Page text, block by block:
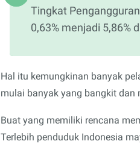
Tingkat
0,63% menjadi 5,86%
Hal itu kemungkinan banyak
mulai banyak yang bangkit
Buat yang memiliki rencana
Terlebih penduduk Indonesia